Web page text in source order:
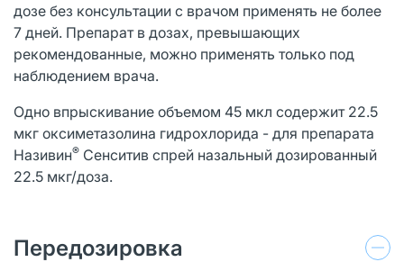
дозе без консультации с врачом применять не более
7 дней. Препарат в дозах, превышающих
рекомендованные, можно применять только под
наблюдением врача.
Одно впрыскивание объемом 45 мкл содержит 22.5
мкг оксиметазолина гидрохлорида - для препарата
Називин® Сенситив спрей назальный дозированный
22.5 мкг/доза.
Передозировка